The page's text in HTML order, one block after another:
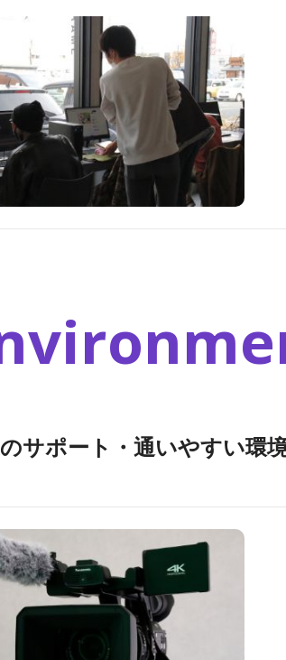
サポート・通いやすい環